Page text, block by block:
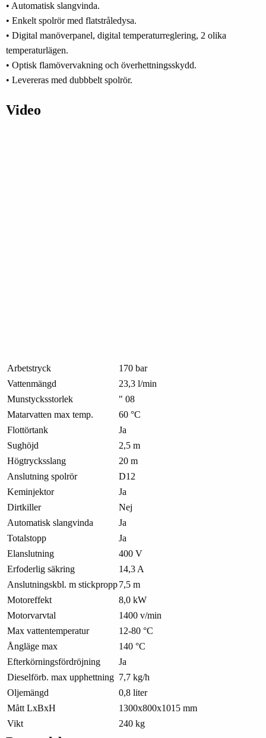
• Automatisk slangvinda.
• Enkelt spolrör med flatstråledysa.
• Digital manöverpanel, digital temperaturreglering, 2 olika
temperaturlägen.
• Optisk flamövervakning och överhettningsskydd.
• Levereras med dubbbelt spolrör.
Video
Arbetstryck
170 bar
Vattenmängd
23,3 l/min
Munstycksstorlek
" 08
Matarvatten max temp.
60 °C
Flottörtank
Ja
Sughöjd
2,5 m
Högtrycksslang
20 m
Anslutning spolrör
D12
Keminjektor
Ja
Dirtkiller
Nej
Automatisk slangvinda
Ja
Totalstopp
Ja
Elanslutning
400 V
Erfoderlig säkring
14,3 A
Anslutningskbl. m stickpropp7,5 m
Motoreffekt
8,0 kW
Motorvarvtal
1400 v/min
Max vattentemperatur
12-80 °C
Ångläge max
140 °C
Efterkörningsfördröjning
Ja
Dieselförb. max upphettning 7,7 kg/h
Oljemängd
0,8 liter
Mått LxBxH
1300x800x1015 mm
Vikt
240 kg